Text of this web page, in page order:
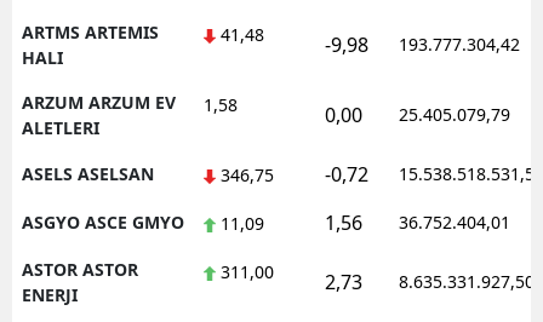
ARTMS ARTEMIS
HALI
41,48 -9,98 193.777.304,42
ARZUM ARZUM EV
ALETLERI
1,58 0,00 25.405.079,79
ASELS ASELSAN 346,75 -0,72 15.538.518.531,50
ASGYO ASCE GMYO 11,09 1,56 36.752.404,01
ASTOR ASTOR
ENERJI
311,00 2,73 8.635.331.927,50